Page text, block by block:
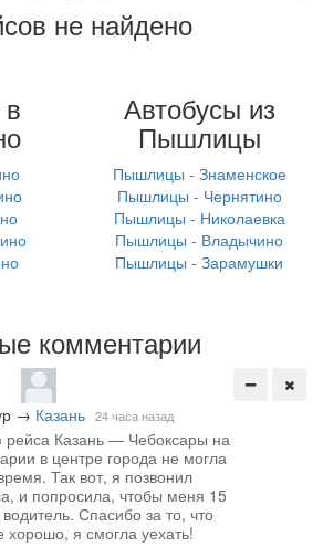
не найдено
Автобусы из
Пышлицы
Пышлицы - Знаменское
Пышлицы - Чернятино
Пышлицы - Николаевка
Пышлицы - Владычино
Пышлицы - Зарамушки
комментарии
→ Казань 24 часа назад
Казань — Чебоксары на
в центре города не могла
Так вот, я позвонил
и попросила, чтобы меня 15
Спасибо за то, что
хорошо, я смогла уехать!